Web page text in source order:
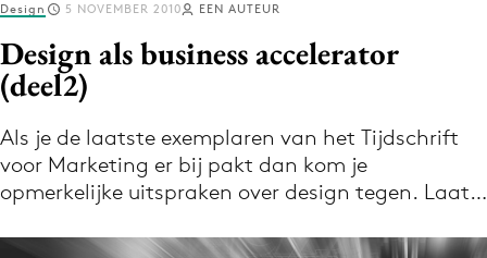
Log in
Volg het laatste nieuws via de Adformatie
Nieuws app
Design 5 NOVEMBER 2010 EEN AUTEUR
Design als business accelerator
(deel2)
Als je de laatste exemplaren van het Tijdschrift
voor Marketing er bij pakt dan kom je
opmerkelijke uitspraken over design tegen. Laat…